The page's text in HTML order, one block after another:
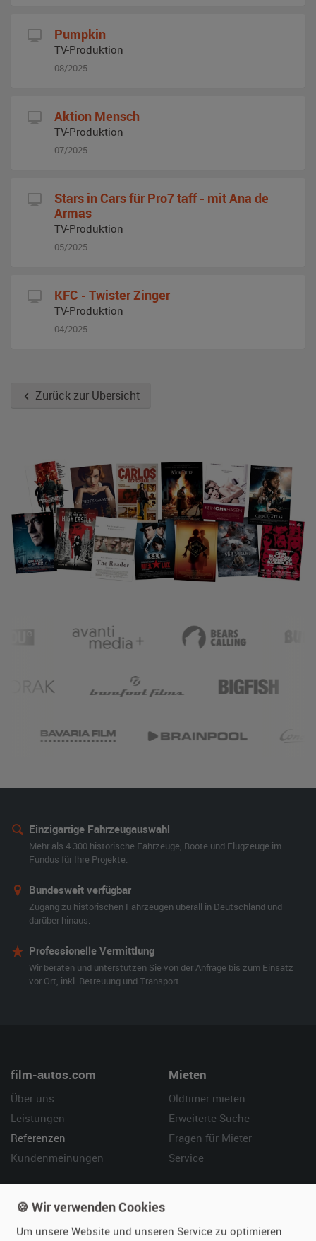
Pumpkin
TV-Produktion
08/2025
Aktion Mensch
TV-Produktion
07/2025
Stars in Cars für Pro7 taff - mit Ana de
Armas
TV-Produktion
05/2025
KFC - Twister Zinger
TV-Produktion
04/2025
Zurück zur Übersicht
Einzigartige Fahrzeugauswahl
Mehr als 4.300 historische Fahrzeuge, Boote und Flugzeuge im
Fundus für Ihre Projekte.
Bundesweit verfügbar
Zugang zu historischen Fahrzeugen überall in Deutschland und
darüber hinaus.
Professionelle Vermittlung
Wir beraten und unterstützen Sie von der Anfrage bis zum Einsatz
vor Ort, inkl. Betreuung und Transport.
film-autos.com
Über uns
Leistungen
Referenzen
Kundenmeinungen
Mieten
Oldtimer mieten
Erweiterte Suche
Fragen für Mieter
Service
Fotos senden
So funktioniert's
🍪 Wir verwenden Cookies
Um unsere Website und unseren Service zu optimieren